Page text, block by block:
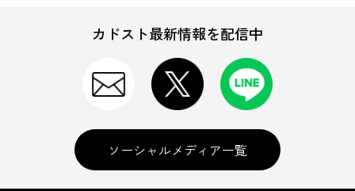
カドスト最新情報を配信中
ソーシャルメディア一覧